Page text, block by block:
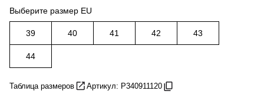
Выберите размер EU
39 40 41 42 43
44
Таблица размеров Артикул: P340911120